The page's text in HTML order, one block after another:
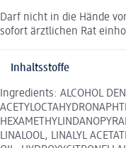
Darf nicht in die Hände
sofort ärztlichen Rat
Inhaltsstoffe
Ingredients: ALCOHOL
LINALOOL, LINALYL